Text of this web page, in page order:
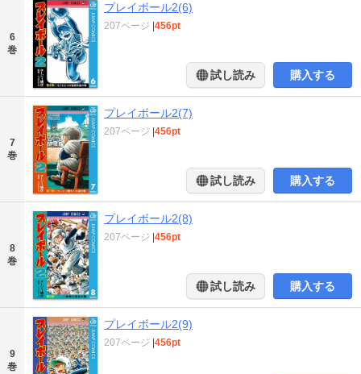
6
巻
プレイボール2(6)
207ページ 456pt
試し読み 購入する
7
巻
プレイボール2(7)
207ページ 456pt
試し読み 購入する
8
巻
プレイボール2(8)
207ページ 456pt
試し読み 購入する
9
巻
プレイボール2(9)
207ページ 456pt